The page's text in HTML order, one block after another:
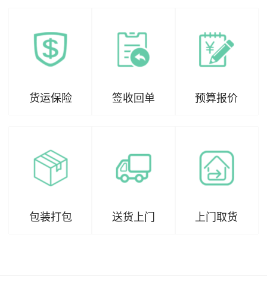
货运保险 签收回单 预算报价
包装打包 送货上门 上门取货